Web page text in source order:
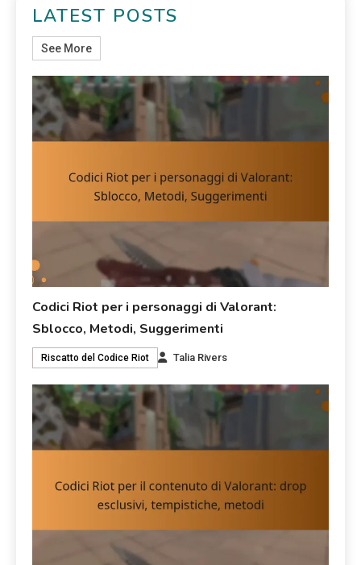
LATEST POSTS
See More
Codici Riot per i personaggi di Valorant:
Sblocco, Metodi, Suggerimenti
Riscatto del Codice Riot Talia Rivers